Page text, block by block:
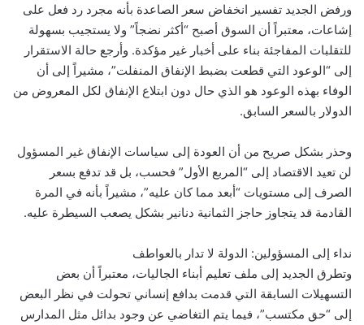
ورفض الجديد تفسير انخفاض سعر الصاعدة بأنه مجرد رد فعل على
إشاعات، معتبراً أن السوق أصبح “أكثر نضجاً” ولا يستجيب بسهولة
للتقلبات المفاجئة بناء على أخبار غير مؤكدة. وأرجع حالة الاستقرار
إلى “الوعود التي قطعت بضبط الإنفاق المنفلت”، مشيراً إلى أن
الوفاء بهذه الوعود هو الذي حال دون ابتلاع الإنفاق لكل المعروض من
الدولار بالسعر السابق.
وحذر بشكل صريح من أن العودة إلى سياسات الإنفاق غير المسؤول
لن تعيد الاقتصاد إلى “المربع الأول” فحسب، بل قد تدفع بسعر
الصرف إلى مستويات “أبعد مما كان عليه”، مشيراً بأنه في المرة
القادمة قد يتجاوز حاجز الثمانية دنانير بشكل يصعب السيطرة عليه.
نداء إلى المسؤولين: الدولة لا تدار بالعواطف
وتطرق الجديد إلى ملف تعليم أبناء الجاليات، معتبراً أن بعض
التسهيلات السابقة التي قدمت بدافع إنساني تحولت في نظر البعض
إلى “حق مكتسب”، فيما يتم التغاضي عن وجود بدائل مثل المدارس